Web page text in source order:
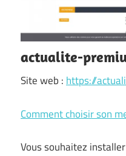
actualite-
Site web : https://
Comment choisir son
Vous souhaitez